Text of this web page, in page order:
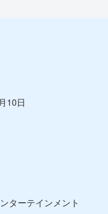
10日
ターテインメント